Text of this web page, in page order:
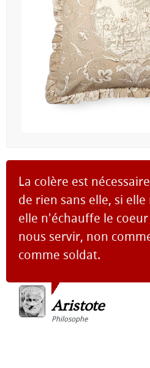
La colère est
de rien sans elle, si
elle n'échauffe le
nous servir, non
comme soldat.
Aristote
Philosophe